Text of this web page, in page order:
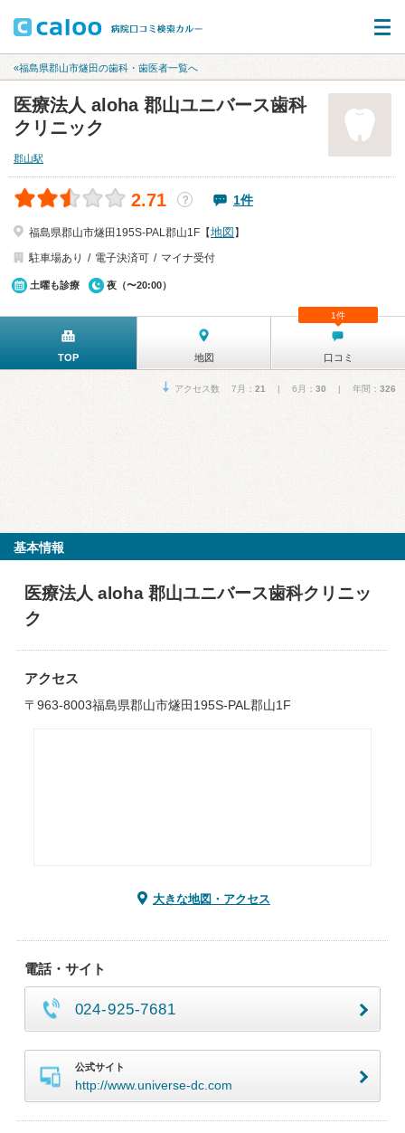
«福島県郡山市燧田の歯科・歯医者一覧へ
医療法人 aloha 郡山ユニバース歯科
クリニック
郡山駅
2.71 ？ 1件
福島県郡山市燧田195S-PAL郡山1F【地図 】
駐車場あり
電子決済可 マイナ受付
土曜も診療 夜（〜20:00）
TOP 地図 口コミ
1件
アクセス数 7月： 21 | 6月： 30 | 年間： 326
基本情報
医療法人 aloha 郡山ユニバース歯科クリニッ
ク
アクセス
〒963-8003福島県郡山市燧田195S-PAL郡山1F
大きな地図・アクセス
電話・サイト
024-925-7681
公式サイト
http://www.universe-dc.com